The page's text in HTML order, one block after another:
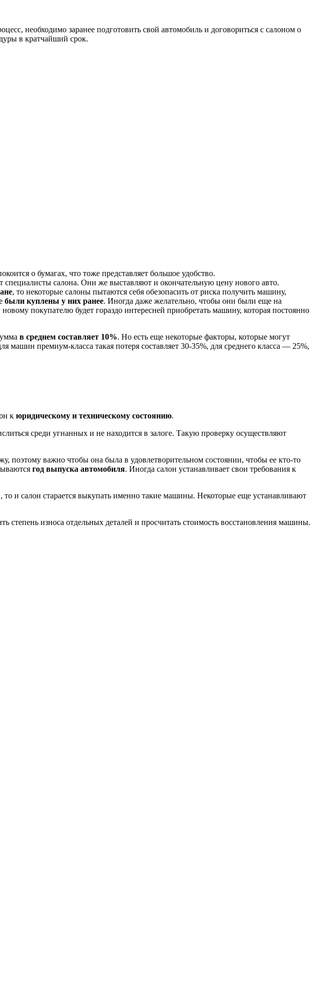
необходимо заранее подготовить свой автомобиль и договориться с салоном о
в кратчайший срок.
о бумагах, что тоже представляет большое удобство.
специалисты салона. Они же выставляют и окончательную цену нового авто.
, то некоторые салоны пытаются себя обезопасить от риска получить машину,
были куплены у них ранее. Иногда даже желательно, чтобы они были еще на
покупателю будет гораздо интересней приобретать машину, которая постоянно
в среднем составляет 10%. Но есть еще некоторые факторы, которые могут
машин премиум-класса такая потеря составляет 30-35%, для среднего класса — 25%,
к юридическому и техническому состоянию.
среди угнанных и не находится в залоге. Такую проверку осуществляют
поэтому важно чтобы она была в удовлетворительном состоянии, чтобы ее кто-то
год выпуска автомобиля. Иногда салон устанавливает свои требования к
и салон старается выкупать именно такие машины. Некоторые еще устанавливают
степень износа отдельных деталей и просчитать стоимость восстановления машины.